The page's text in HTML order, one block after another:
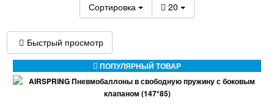
Сортировка 20
Быстрый просмотр
ПОПУЛЯРНЫЙ ТОВАР